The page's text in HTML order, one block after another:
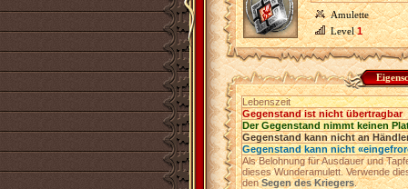
Amulette
Level1
Lebenszeit
Gegenstand ist nicht übertragbar
Der Gegenstand nimmt keinen
Gegenstand kann nicht an
Gegenstand kann nicht
Als Belohnung für Ausdauer und
dieses Wunderamulett. Verwende
denSegen des Kriegers.